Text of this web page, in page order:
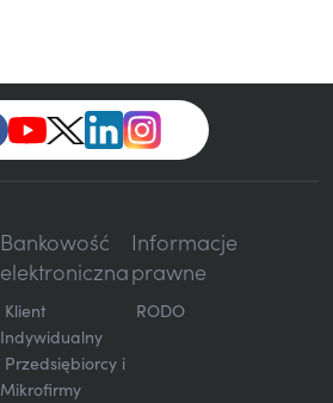
Bankowość
elektroniczna
Klient
Indywidualny
Przedsiębiorcy i
Mikrofirmy
Informacje
prawne
RODO